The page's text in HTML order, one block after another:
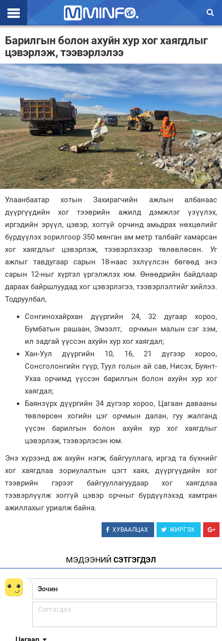
Эхлэл
Цаг агаар
Валют ханш
Улс төр
Эдийн засаг
Үзэл бодол
Спорт
Нийгэм
Дэлхий
Энтертайнмэнт
Зурхай
Барилгын болон ахуйн хур хог хаягдлыг
цэвэрлэж, тээвэрлэлээ
Улаанбаатар хотын Захирагчийн ажлын албанаас
дүүргүүдийн хог тээврийн ажилд дэмжлэг үзүүлэх,
иргэдийн эрүүл, цэвэр, хоггүй орчинд амьдрах нөхцөлийг
бүрдүүлэх зорилгоор 350 мянган ам метр талбайг хамарсан
хог хаягдлыг цэвэрлэж, тээвэрлэхээр төлөвлөсөн. Уг
ажлыг тавдугаар сарын 18-наас эхлүүлсэн бөгөөд энэ
сарын 12-ныг хүртэл үргэлжлэх юм. Өнөөдрийн байдлаар
дараах байршлуудад хог цэвэрлэгээ, тээвэрлэлтийг хийлээ.
Тодруулбал,
Сонгинохайрхан дүүргийн 24, 32 дугаар хороо,
Бумбатын рашаан, Эмээлт, орчмын малын сэг зэм,
ил задгай үүссэн ахуйн хур хог хаягдал;
Хан-Уул дүүргийн 10, 16, 21 дүгээр хороо,
Сонсголонгийн гүүр, Туул голын ай сав, Нисэх, Буянт-
Ухаа орчимд үүссэн барилгын болон ахуйн хур хог
хаягдал;
Баянзүрх дүүргийн 34 дүгээр хороо, Цагаан давааны
төвлөрсөн хогийн цэг орчмын далан, гуу жалганд
үүсэн барилгын болон ахуйн хур хог хаягдлыг
цэвэрлэж, тээвэрлэсэн юм.
Энэ хүрээнд аж ахуйн нэгж, байгууллага, иргэд та бүхнийг
хог хаягдлаа зориулалтын цэгт хаях, дүүргүүдийн хог
тээврийн гэрээт байгууллагуудаар хог хаягдлаа
тээвэрлүүлж хоггүй цэвэр орчныг бүрдүүлэхэд хамтран
ажиллахыг уриалж байна.
ХУВААЛЦАХ ЖИРГЭХ
МЭДЭЭНИЙ СЭТГЭГДЭЛ
Цагаар